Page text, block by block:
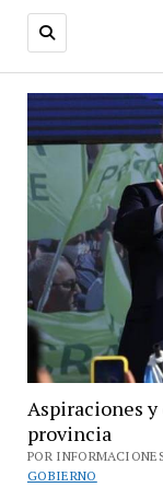
Aspiraciones
provincia
POR
GOBIERNO